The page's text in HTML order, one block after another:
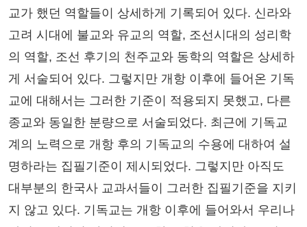
교가 했던 역할들이 상세하게 기록되어 있다. 신라와
고려 시대에 불교와 유교의 역할, 조선시대의 성리학
의 역할, 조선 후기의 천주교와 동학의 역할은 상세하
게 서술되어 있다. 그렇지만 개항 이후에 들어온 기독
교에 대해서는 그러한 기준이 적용되지 못했고, 다른
종교와 동일한 분량으로 서술되었다. 최근에 기독교
계의 노력으로 개항 후의 기독교의 수용에 대하여 설
명하라는 집필기준이 제시되었다. 그렇지만 아직도
대부분의 한국사 교과서들이 그러한 집필기준을 지키
지 않고 있다. 기독교는 개항 이후에 들어와서 우리나